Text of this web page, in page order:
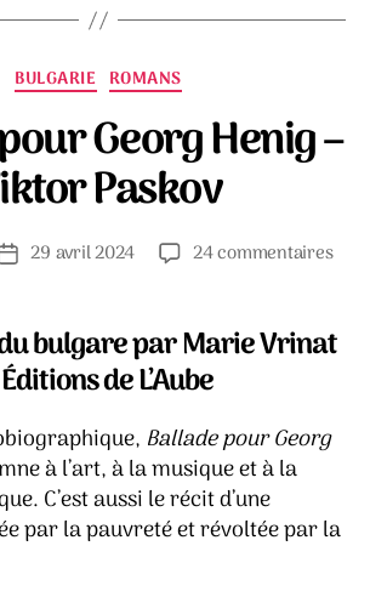
Catégories
BULGARIE ROMANS
Georg Henig –
Paskov
Date29 avril 2024 24 commentairessur
bulgare par Marie Vrinat
de L’Aube
Ballade pour Georg
à l’art, à la musique et à la
C’est aussi le récit d’une
par la pauvreté et révoltée par la